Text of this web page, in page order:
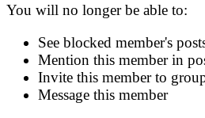
You will no longer be able to:
See blocked member's
Mention this member in
Invite this member to
Message this member